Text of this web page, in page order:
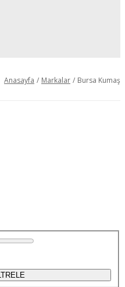
Anasayfa / Markalar / Bursa Kumaş